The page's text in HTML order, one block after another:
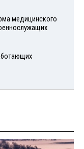
медицинского